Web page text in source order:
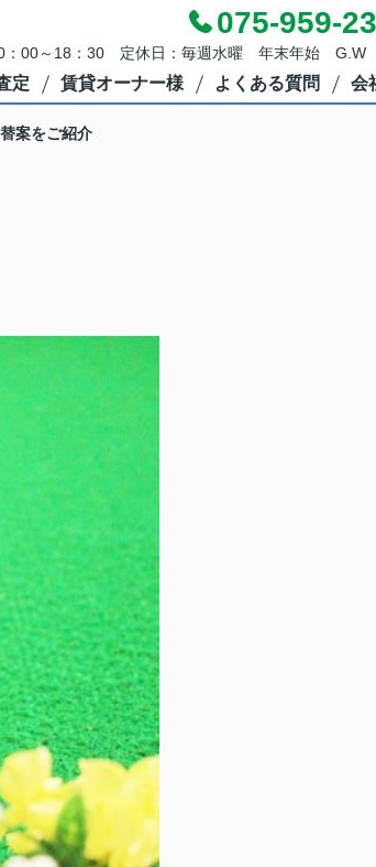
075-959-
：00～18：30 定休日：毎週水曜 年末年始
定 賃貸オーナー様 よくある質問 会
案をご紹介